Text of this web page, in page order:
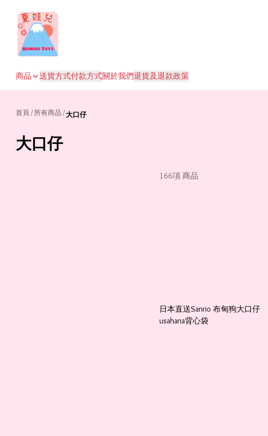
商品 送貨方式付款方式關於我們退貨及退款政策
首頁/ 所有商品 /大口仔
大口仔
166項 商品
日本直送Sanrio 布甸狗大口仔
usahana背心袋